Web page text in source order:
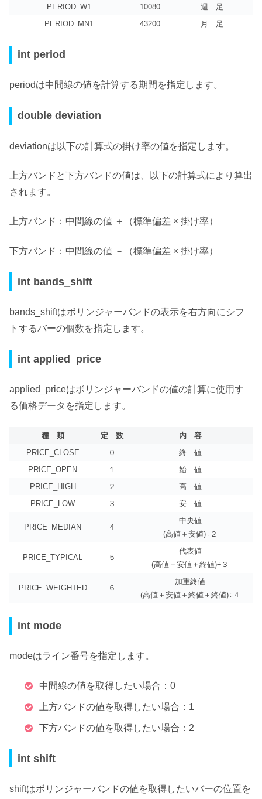
PERIOD_W1
10080
週 足
PERIOD_MN1
43200 月 足
int period
periodは中間線の値を計算する期間を指定 します。
double deviation
deviationは 以下の計算式の掛け率の値を指定 します。
上方バンドと下方バンドの値は、以下の計算式により算出
されます。
上方バンド：中間線の値 ＋（標準偏差 × 掛け率）
下方バンド：中間線の値 －（標準偏差 × 掛け率）
int bands_shift
bands_shiftはボリンジャーバンドの表示を右方向にシフ
トするバーの個数を指定 します。
int applied_price
applied_priceはボリンジャーバンドの値の計算に使用す
る価格データを指定 します。
種 類 定 数
内 容
PRICE_CLOSE
０
終 値
PRICE_OPEN
１
始 値
PRICE_HIGH
２
高 値
PRICE_LOW
３ 安 値
PRICE_MEDIAN ４
中央値
(高値＋安値)÷２
PRICE_TYPICAL ５
代表値
(高値＋安値＋終値)÷３
PRICE_WEIGHTED ６
加重終値
(高値＋安値＋終値＋終値)÷４
int mode
modeはライン番号を指定 します。
中間線の値を取得したい場合：0
上方バンドの値を取得したい場合：1
下方バンドの値を取得したい場合：2
int shift
shiftはボリンジャーバンドの値を取得したいバーの位置を